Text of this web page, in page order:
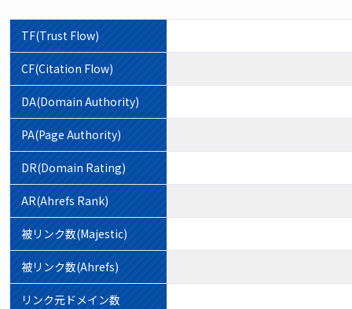
TF(Trust Flow)
CF(Citation Flow)
DA(Domain Authority)
PA(Page Authority)
DR(Domain Rating)
AR(Ahrefs Rank)
被リンク数(Majestic)
被リンク数(Ahrefs)
リンク元ドメイン数